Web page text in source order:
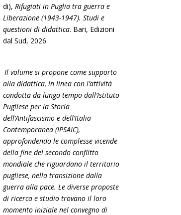
di), Rifugiati in Puglia tra guerra e
Liberazione (1943-1947). Studi e
questioni di didattica. Bari, Edizioni
dal Sud, 2026
Il volume si propone come supporto
alla didattica, in linea con l’attività
condotta da lungo tempo dall’Istituto
Pugliese per la Storia
dell’Antifascismo e dell’Italia
Contemporanea (IPSAIC),
approfondendo le complesse vicende
della fine del secondo conflitto
mondiale che riguardano il territorio
pugliese, nella transizione dalla
guerra alla pace. Le diverse proposte
di ricerca e studio trovano il loro
momento iniziale nel convegno di